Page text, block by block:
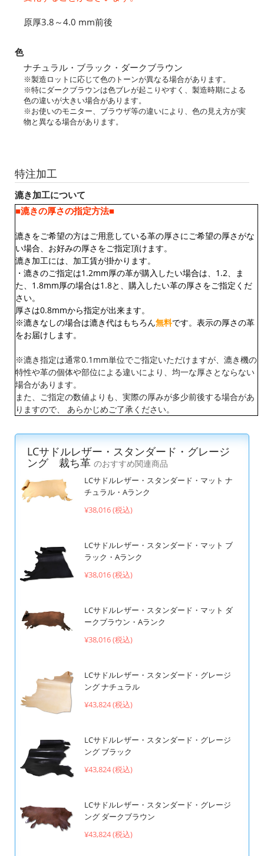
原厚3.8～4.0 mm前後
色
ナチュラル・ブラック・ダークブラウン
※製造ロットに応じて色のトーンが異なる場合があります。
※特にダークブラウンは色ブレが起こりやすく、製造時期による
色の違いが大きい場合があります。
※お使いのモニター、ブラウザ等の違いにより、色の見え方が実
物と異なる場合があります。
特注加工
漉き加工について
■漉きの厚さの指定方法■
漉きをご希望の方はご用意している革の厚さにご希望の厚さがな
い場合、お好みの厚さをご指定頂けます。
漉き加工には、加工賃が掛かります。
・漉きのご指定は1.2mm厚の革が購入したい場合は、1.2、ま
た、1.8mm厚の場合は1.8と、購入したい革の厚さをご指定くだ
さい。
厚さは0.8mmから指定が出来ます。
※漉きなしの場合は漉き代はもちろん無料です。表示の厚さの革
をお届けします。
※漉き指定は通常0.1mm単位でご指定いただけますが、漉き機の
特性や革の個体や部位による違いにより、均一な厚さとならない
場合があります。
また、ご指定の数値よりも、実際の厚みが多少前後する場合があ
りますので、 あらかじめご了承ください。
LCサドルレザー・スタンダード・グレージ
ング 裁ち革 のおすすめ関連商品
LCサドルレザー・スタンダード・マット ナ
チュラル・Aランク
¥38,016 (税込)
LCサドルレザー・スタンダード・マット ブ
ラック・Aランク
¥38,016 (税込)
LCサドルレザー・スタンダード・マット ダ
ークブラウン・Aランク
¥38,016 (税込)
LCサドルレザー・スタンダード・グレージ
ング ナチュラル
¥43,824 (税込)
LCサドルレザー・スタンダード・グレージ
ング ブラック
¥43,824 (税込)
LCサドルレザー・スタンダード・グレージ
ング ダークブラウン
¥43,824 (税込)